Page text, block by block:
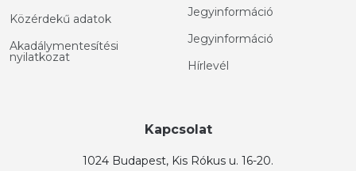
Közérdekű adatok
Akadálymentesítési
nyilatkozat
Jegyinformáció
Jegyinformáció
Hírlevél
Kapcsolat
1024 Budapest, Kis Rókus u. 16-20.